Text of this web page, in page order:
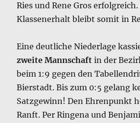
Ries und Rene Gros erfolgreich.
Klassenerhalt bleibt somit in
Eine deutliche Niederlage
zweite Mannschaft in der
beim 1:9 gegen den
Bierstadt. Bis zum 0:5 gelang
Satzgewinn! Den Ehrenpunkt
Ranft. Per Ringena und